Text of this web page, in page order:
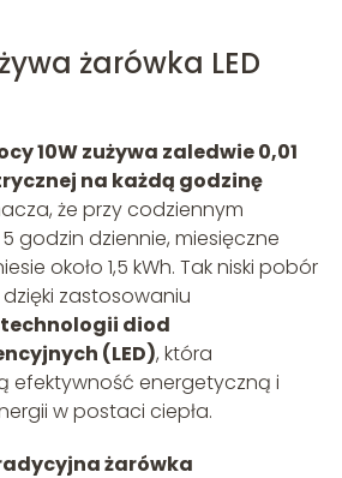
żarówka LED
10W zużywa zaledwie 0,01
na każdą godzinę
że przy codziennym
godzin dziennie, miesięczne
około 1,5 kWh. Tak niski pobór
zastosowaniu
diod
(LED), która
efektywność energetyczną i
w postaci ciepła.
żarówka